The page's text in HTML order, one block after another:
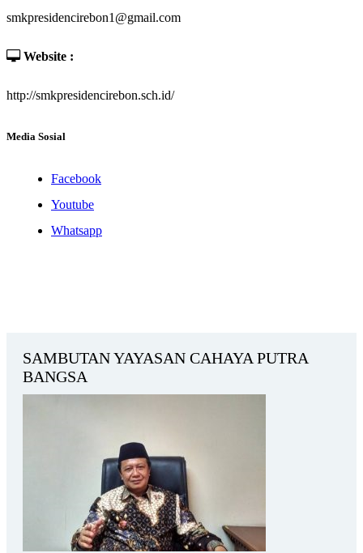
smkpresidencirebon1@gmail.com
Website :
http://smkpresidencirebon.sch.id/
Media Sosial
Facebook
Youtube
Whatsapp
SAMBUTAN YAYASAN CAHAYA PUTRA
BANGSA